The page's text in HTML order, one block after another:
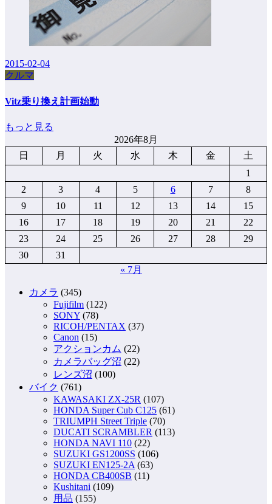
2015-02-04
クルマ
Vitz乗り換え計画始動
もっと見る
2026年8月
日
月 火 水 木 金
土
1
2
3 4 5 6 7
8
9
10 11 12 13 14
15
16
17 18 19 20 21
22
23
24 25 26 27 28
29
30
31
« 7月
カメラ (345)
Fujifilm (122)
SONY (78)
RICOH/PENTAX (37)
Canon (15)
アクションカム (22)
カメラバッグ沼 (22)
レンズ沼 (100)
バイク (761)
KAWASAKI ZX-25R (107)
HONDA Super Cub C125 (61)
TRIUMPH Street Triple (70)
DUCATI SCRAMBLER (113)
HONDA NAVI 110 (22)
SUZUKI GS1200SS (106)
SUZUKI EN125-2A (63)
HONDA CB400SB (11)
Kushitani (109)
用品 (155)